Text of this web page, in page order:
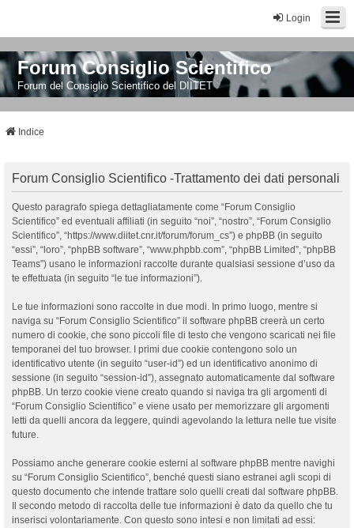
Login
Forum Consiglio Scientifico
Forum del Consiglio Scientifico del DIITET
Indice
Forum Consiglio Scientifico -Trattamento dei dati personali
Questo paragrafo spiega dettagliatamente come “Forum Consiglio
Scientifico” ed eventuali affiliati (in seguito “noi”, “nostro”, “Forum Consiglio
Scientifico”, “https://www.diitet.cnr.it/forum/forum_cs”) e phpBB (in seguito
“essi”, “loro”, “phpBB software”, “www.phpbb.com”, “phpBB Limited”, “phpBB
Teams”) usano le informazioni raccolte durante qualsiasi sessione d’uso da
te effettuata (in seguito “le tue informazioni”).
Le tue informazioni sono raccolte in due modi. In primo luogo, mentre si
naviga su “Forum Consiglio Scientifico” il software phpBB creerà un certo
numero di cookie, che sono piccoli file di testo che vengono scaricati nei file
temporanei del tuo browser. I primi due cookie contengono solo un
identificativo utente (in seguito “user-id”) ed un identificativo anonimo di
sessione (in seguito “session-id”), assegnato automaticamente dal software
phpBB. Un terzo cookie viene creato quando si naviga tra gli argomenti di
“Forum Consiglio Scientifico” e viene usato per memorizzare gli argomenti
letti da quelli ancora da leggere, quindi agevolando la lettura nelle tue visite
future.
Possiamo anche generare cookie esterni al software phpBB mentre navighi
su “Forum Consiglio Scientifico”, benché questi siano estranei agli scopi di
questo documento che intende trattare solo quelli creati dal software phpBB.
Il secondo metodo di raccolta delle tue informazioni è dato da quello che tu
inserisci volontariamente. Con questo sono intesi e non limitati ad essi: